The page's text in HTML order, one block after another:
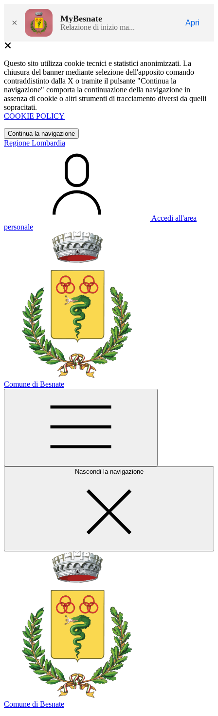
× MyBesnate
Relazione di inizio ma...
Apri
Questo sito utilizza cookie tecnici e statistici anonimizzati. La
chiusura del banner mediante selezione dell'apposito comando
contraddistinto dalla X o tramite il pulsante "Continua la
navigazione" comporta la continuazione della navigazione in
assenza di cookie o altri strumenti di tracciamento diversi da quelli
sopracitati.
COOKIE POLICY
Continua la navigazione
Regione Lombardia
Accedi all'area
personale
Comune di Besnate
Nascondi la navigazione
Comune di Besnate